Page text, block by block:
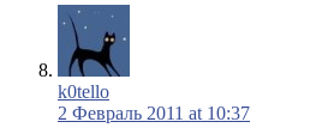
k0tello
2 Февраль 2011 at 10:37